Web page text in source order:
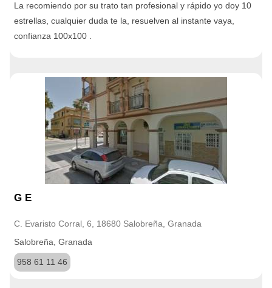
La recomiendo por su trato tan profesional y rápido yo doy 10
estrellas, cualquier duda te la, resuelven al instante vaya,
confianza 100x100 .
G E
C. Evaristo Corral, 6, 18680 Salobreña, Granada
Salobreña, Granada
958 61 11 46